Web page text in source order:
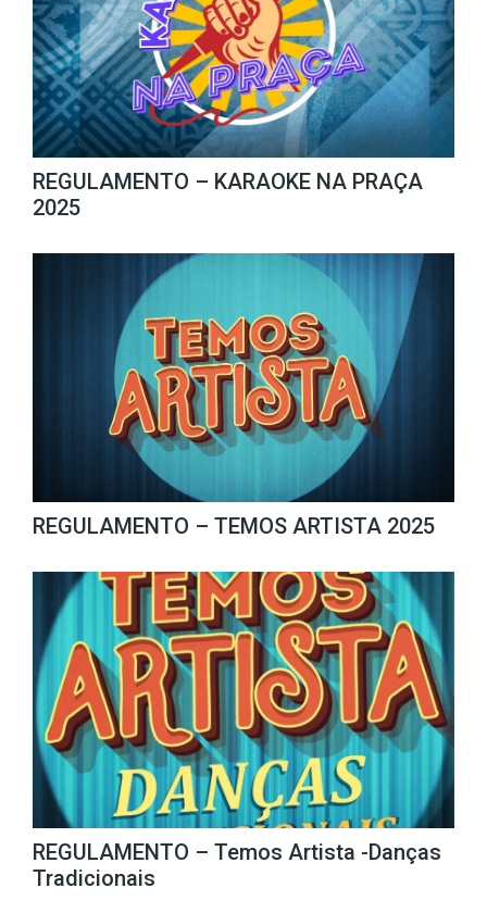
REGULAMENTO – KARAOKE NA PRAÇA
2025
REGULAMENTO – TEMOS ARTISTA 2025
REGULAMENTO – Temos Artista -Danças
Tradicionais